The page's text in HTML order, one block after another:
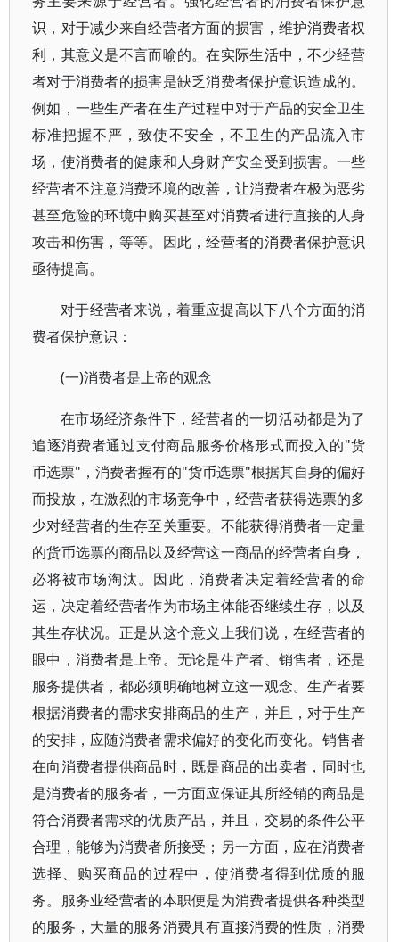
识，对于减少来自经营者方面的损害，维护消费者权
利，其意义是不言而喻的。在实际生活中，不少经营
者对于消费者的损害是缺乏消费者保护意识造成的。
例如，一些生产者在生产过程中对于产品的安全卫生
标准把握不严，致使不安全，不卫生的产品流入市
场，使消费者的健康和人身财产安全受到损害。一些
经营者不注意消费环境的改善，让消费者在极为恶劣
甚至危险的环境中购买甚至对消费者进行直接的人身
攻击和伤害，等等。因此，经营者的消费者保护意识
亟待提高。
对于经营者来说，着重应提高以下八个方面的消
费者保护意识：
(一)消费者是上帝的观念
在市场经济条件下，经营者的一切活动都是为了
追逐消费者通过支付商品服务价格形式而投入的"货
币选票"，消费者握有的"货币选票"根据其自身的偏好
而投放，在激烈的市场竞争中，经营者获得选票的多
少对经营者的生存至关重要。不能获得消费者一定量
的货币选票的商品以及经营这一商品的经营者自身，
必将被市场淘汰。因此，消费者决定着经营者的命
运，决定着经营者作为市场主体能否继续生存，以及
其生存状况。正是从这个意义上我们说，在经营者的
眼中，消费者是上帝。无论是生产者、销售者，还是
服务提供者，都必须明确地树立这一观念。生产者要
根据消费者的需求安排商品的生产，并且，对于生产
的安排，应随消费者需求偏好的变化而变化。销售者
在向消费者提供商品时，既是商品的出卖者，同时也
是消费者的服务者，一方面应保证其所经销的商品是
符合消费者需求的优质产品，并且，交易的条件公平
合理，能够为消费者所接受；另一方面，应在消费者
选择、购买商品的过程中，使消费者得到优质的服
务。服务业经营者的本职便是为消费者提供各种类型
的服务，大量的服务消费具有直接消费的性质，消费